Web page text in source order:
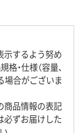
示するよう努め
・仕様（容量、
場合がございま
商品情報の表記
必ずお届けした